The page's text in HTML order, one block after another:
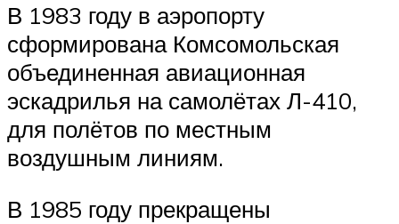
В 1983 году в аэропорту
сформирована Комсомольская
объединенная авиационная
эскадрилья на самолётах Л-410,
для полётов по местным
воздушным линиям.
В 1985 году прекращены